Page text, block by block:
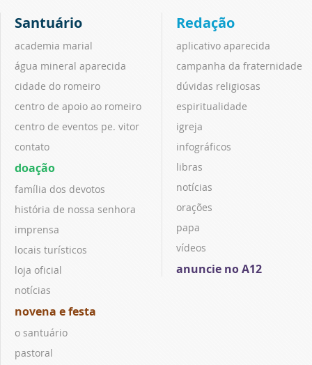
Santuário
academia marial
água mineral aparecida
cidade do romeiro
centro de apoio ao romeiro
centro de eventos pe. vitor
contato
doação
família dos devotos
história de nossa senhora
imprensa
locais turísticos
loja oficial
notícias
novena e festa
o santuário
pastoral
Redação
aplicativo aparecida
campanha da fraternidade
dúvidas religiosas
espiritualidade
igreja
infográficos
libras
notícias
orações
papa
vídeos
anuncie no A12